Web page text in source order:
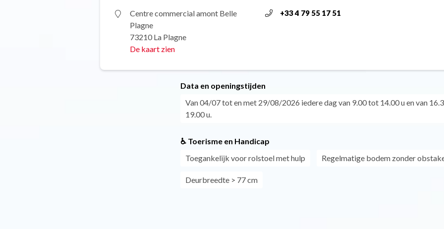
Centre commercial amont Belle
Plagne
73210 La Plagne
De kaart zien
+33 4 79 55 17 51
Data en openingstijden
Van 04/07 tot en met 29/08/2026 iedere dag van 9.00 tot 14.00 u en van
19.00 u.
♿ Toerisme en Handicap
Toegankelijk voor rolstoel met hulp
Regelmatige bodem zonder
Deurbreedte > 77 cm